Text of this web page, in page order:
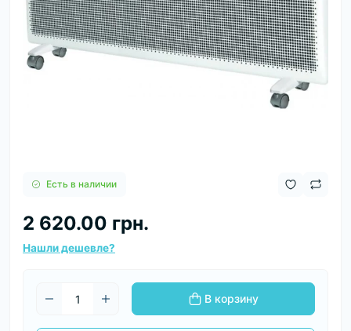
Есть в наличии
2 620.00 грн.
Нашли дешевле?
В корзину